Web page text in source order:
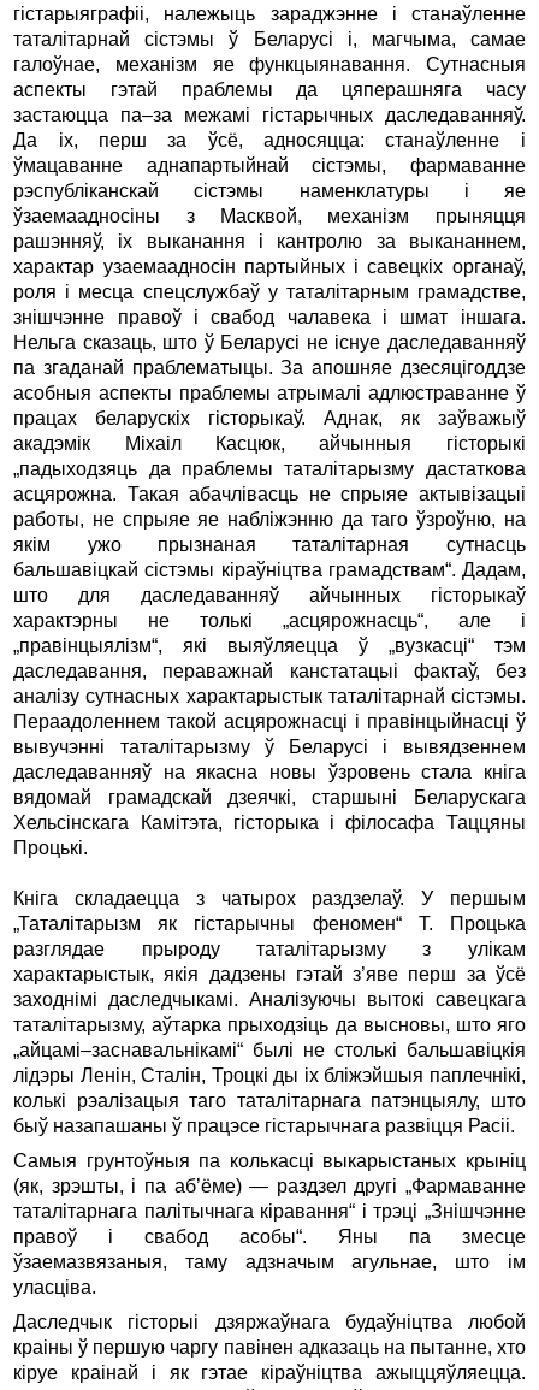
гістарыяграфіі, належыць зараджэнне і станаўленне
таталітарнай сістэмы ў Беларусі і, магчыма, самае
галоўнае, механізм яе функцыянавання. Сутнасныя
аспекты гэтай праблемы да цяперашняга часу
застаюцца па–за межамі гістарычных даследаванняў.
Да іх, перш за ўсё, адносяцца: станаўленне і
ўмацаванне аднапартыйнай сістэмы, фармаванне
рэспубліканскай сістэмы наменклатуры і яе
ўзаемаадносіны з Масквой, механізм прыняцця
рашэнняў, іх выканання і кантролю за выкананнем,
характар узаемаадносін партыйных і савецкіх органаў,
роля і месца спецслужбаў у таталітарным грамадстве,
знішчэнне правоў і свабод чалавека і шмат іншага.
Нельга сказаць, што ў Беларусі не існуе да­следаванняў
па згаданай праблематыцы. За апошняе дзесяцігоддзе
асобныя аспекты праблемы атрымалі адлюстраванне ў
працах беларускіх гісторыкаў. Аднак, як заўважыў
акадэмік Міхаіл Касцюк, айчынныя гісторыкі
„падыходзяць да праблемы таталітарызму дастаткова
асцярожна. Такая абачлівасць не спрыяе актывізацыі
работы, не спрыяе яе набліжэнню да таго ўзроўню, на
якім ужо прызнаная таталітарная сутнасць
бальшавіцкай сістэмы кіраўніцтва грамадствам“. Дадам,
што для даследаванняў айчынных гісторыкаў
характэрны не толькі „асцярожнасць“, але і
„правінцыялізм“, які выяўляецца ў „вузкасці“ тэм
даследавання, пераважнай канстатацыі фактаў, без
аналізу сутнасных характарыстык таталітарнай сістэмы.
Пераадоленнем такой асцярожнасці і правінцыйнасці ў
вывучэнні таталітарызму ў Беларусі і вывядзеннем
даследаванняў на якасна новы ўзровень стала кніга
вядомай грамадскай дзеячкі, старшыні Беларускага
Хельсінскага Камітэта, гісторыка і філосафа Таццяны
Процькі.
Кніга складаецца з чатырох раздзелаў. У першым
„Таталітарызм як гістарычны феномен“ Т. Процька
разглядае прыроду таталітарызму з улікам
характарыстык, якія дадзены гэтай з’яве перш за ўсё
заходнімі даследчыкамі. Аналізуючы вытокі савецкага
таталітарызму, аўтарка прыходзіць да высновы, што яго
„айцамі–заснавальнікамі“ былі не столькі бальшавіцкія
лідэры Ленін, Сталін, Троцкі ды іх бліжэйшыя паплечнікі,
колькі рэалі­зацыя таго таталітарнага патэнцыялу, што
быў назапашаны ў працэсе гістарычнага развіцця Расіі.
Самыя грунтоўныя па колькасці выкарыстаных крыніц
(як, зрэшты, і па аб’ёме) — раздзел другі „Фармаванне
таталітарнага палітычнага кіравання“ і трэці „Знішчэнне
правоў і свабод асобы“. Яны па змесце
ўзаемазвязаныя, таму адзначым агульнае, што ім
уласціва.
Даследчык гісторыі дзяржаўнага будаўніцтва любой
краіны ў першую чаргу павінен адказаць на пытанне, хто
кіруе краінай і як гэтае кіраўніцтва ажыццяўляецца.